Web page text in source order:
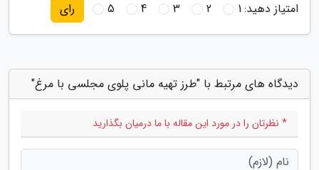
امتیاز دهید:1
2
3
4
5 رای
دیدگاه های مرتبط با "طرز تهیه مانی پلوی مجلسی با مرغ"
* نظرتان را در مورد این مقاله با ما درمیان بگذارید